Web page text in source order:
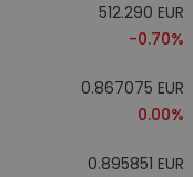
512.290 EUR
-0.70%
0.867075 EUR
0.00%
0.895851 EUR